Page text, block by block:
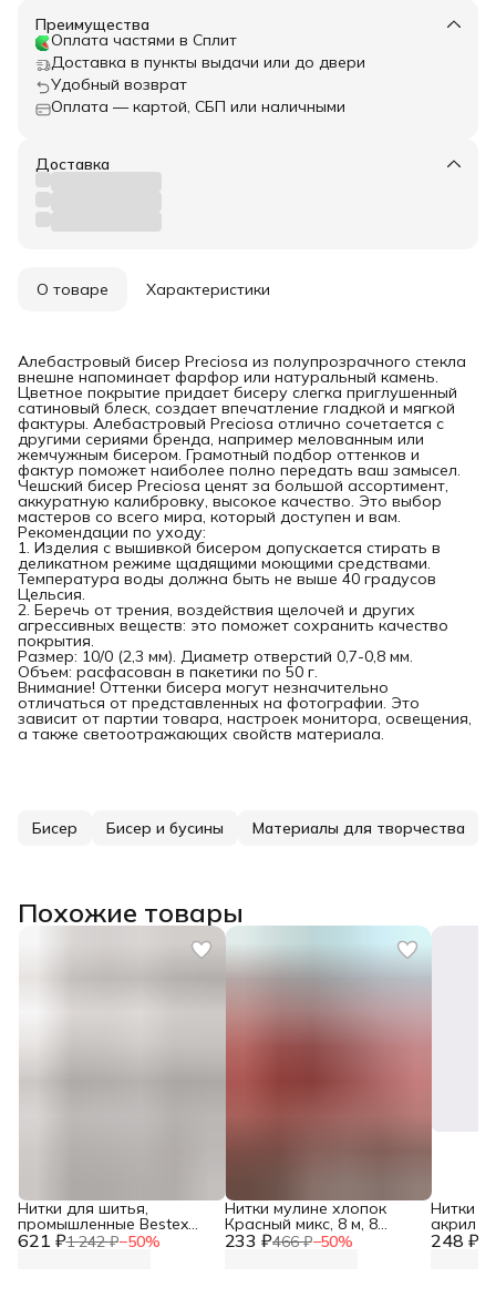
Преимущества
Оплата частями в Сплит
Доставка в пункты выдачи или до двери
Удобный возврат
Оплата — картой, СБП или наличными
Доставка
О товаре Характеристики
Алебастровый бисер Preciosa из полупрозрачного стекла
внешне напоминает фарфор или натуральный камень.
Цветное покрытие придает бисеру слегка приглушенный
сатиновый блеск, создает впечатление гладкой и мягкой
фактуры. Алебастровый Preciosa отлично сочетается с
другими сериями бренда, например мелованным или
жемчужным бисером. Грамотный подбор оттенков и
фактур поможет наиболее полно передать ваш замысел.
Чешский бисер Preciosa ценят за большой ассортимент,
аккуратную калибровку, высокое качество. Это выбор
мастеров со всего мира, который доступен и вам.
Рекомендации по уходу:
1. Изделия с вышивкой бисером допускается стирать в
деликатном режиме щадящими моющими средствами.
Температура воды должна быть не выше 40 градусов
Цельсия.
2. Беречь от трения, воздействия щелочей и других
агрессивных веществ: это поможет сохранить качество
покрытия.
Размер: 10/0 (2,3 мм). Диаметр отверстий 0,7-0,8 мм.
Объем: расфасован в пакетики по 50 г.
Внимание! Оттенки бисера могут незначительно
отличаться от представленных на фотографии. Это
зависит от партии товара, настроек монитора, освещения,
а также светоотражающих свойств материала.
Бисер Бисер и бусины Материалы для творчества
Похожие товары
621 ₽1 242 ₽−50%
Нитки для шитья,
промышленные Bestex
20/2, 5000 ярд (4572 м), 233 ₽466 ₽−50%
Нитки мулине хлопок
Красный микс, 8 м, 8
цветов, 8 шт, Bestex 248 ₽
Нитки
акрил
Риолис